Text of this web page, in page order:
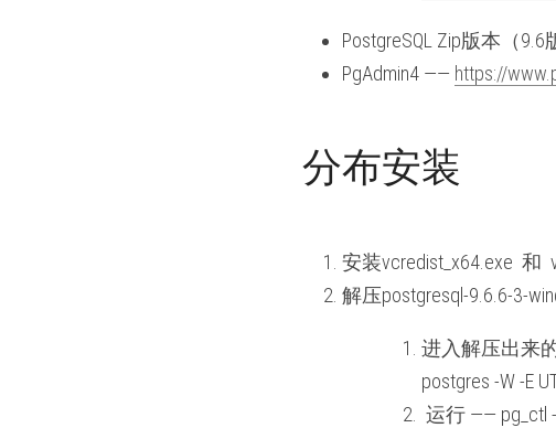
PostgreSQL Zip版本（
PgAdmin4 —— https://
分布安装
安装vcredist_x64.exe  和
解压postgresql-9.6.6-3-
进入解压出来
postgres -W -E
运行 —— pg_ctl